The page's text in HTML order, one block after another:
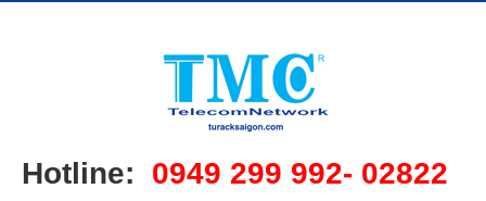
Hotline: 0949 299 992- 02822